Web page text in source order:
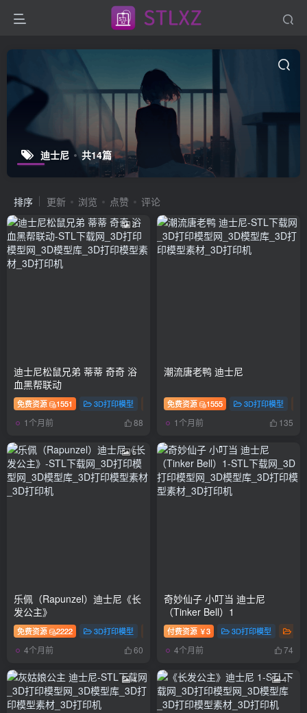
迪士尼 共14篇
排序 更新 浏览 点赞 评论
2
迪士尼松鼠兄弟 蒂蒂 奇奇 浴
血黑帮联动
免费资源 1551 3D打印模型 动漫 手办
1个月前 88
潮流唐老鸭 迪士尼
免费资源 1555 3D打印模型
1个月前 135
5
乐佩（Rapunzel）迪士尼《长
发公主》
免费资源 2222 3D打印模型 影视 手办
4个月前 60
奇妙仙子 小叮当 迪士尼
（Tinker Bell）1
付费资源 ￥3 3D打印模型
4个月前 74
4 4